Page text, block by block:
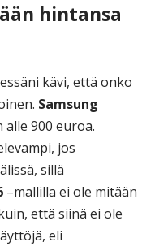
hintansa
kävi, että onko
Samsung
alle 900 euroa.
jos
sillä
–mallilla ei ole mitään
että siinä ei ole
eli